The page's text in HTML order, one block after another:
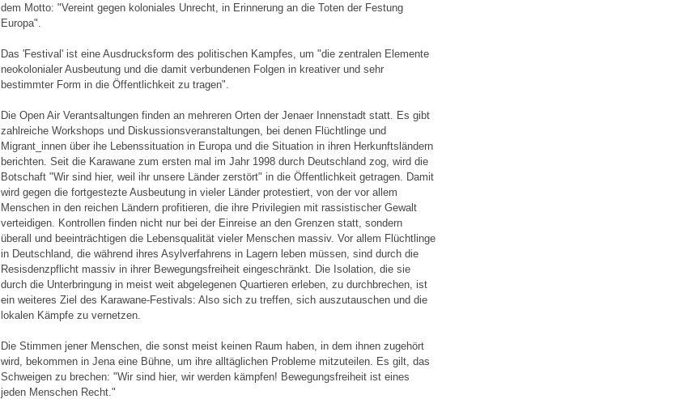
dem Motto: "Vereint gegen koloniales Unrecht, in Erinnerung an die Toten der Festung
Europa".
Das 'Festival' ist eine Ausdrucksform des politischen Kampfes, um "die zentralen Elemente
neokolonialer Ausbeutung und die damit verbundenen Folgen in kreativer und sehr
bestimmter Form in die Öffentlichkeit zu tragen".
Die Open Air Verantsaltungen finden an mehreren Orten der Jenaer Innenstadt statt. Es gibt
zahlreiche Workshops und Diskussionsveranstaltungen, bei denen Flüchtlinge und
Migrant_innen über ihe Lebenssituation in Europa und die Situation in ihren Herkunftsländern
berichten. Seit die Karawane zum ersten mal im Jahr 1998 durch Deutschland zog, wird die
Botschaft "Wir sind hier, weil ihr unsere Länder zerstört" in die Öffentlichkeit getragen. Damit
wird gegen die fortgestezte Ausbeutung in vieler Länder protestiert, von der vor allem
Menschen in den reichen Ländern profitieren, die ihre Privilegien mit rassistischer Gewalt
verteidigen. Kontrollen finden nicht nur bei der Einreise an den Grenzen statt, sondern
überall und beeinträchtigen die Lebensqualität vieler Menschen massiv. Vor allem Flüchtlinge
in Deutschland, die während ihres Asylverfahrens in Lagern leben müssen, sind durch die
Resisdenzpflicht massiv in ihrer Bewegungsfreiheit eingeschränkt. Die Isolation, die sie
durch die Unterbringung in meist weit abgelegenen Quartieren erleben, zu durchbrechen, ist
ein weiteres Ziel des Karawane-Festivals: Also sich zu treffen, sich auszutauschen und die
lokalen Kämpfe zu vernetzen.
Die Stimmen jener Menschen, die sonst meist keinen Raum haben, in dem ihnen zugehört
wird, bekommen in Jena eine Bühne, um ihre alltäglichen Probleme mitzuteilen. Es gilt, das
Schweigen zu brechen: "Wir sind hier, wir werden kämpfen! Bewegungsfreiheit ist eines
jeden Menschen Recht."